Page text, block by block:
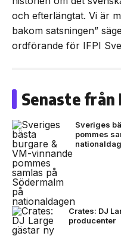
och efterlängtat. Vi är
bakom satsningen”
ordförande för IFPI
Senaste från
Sveriges
pommes
Crates: DJ
producenter